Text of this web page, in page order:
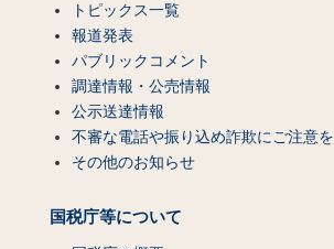
トピックス一覧
報道発表
パブリックコメント
調達情報・公売情報
公示送達情報
不審な電話や振り込め詐欺にご注意を
その他のお知らせ
国税庁等について